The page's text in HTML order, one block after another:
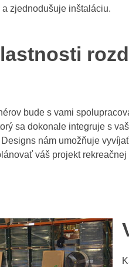
zjednodušuje inštaláciu.
bude s vami
sa dokonale integruje s
nám umožňuje
váš projekt rekreačnej